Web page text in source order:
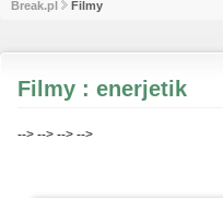
Break.pl Filmy
Filmy : enerjetik
--> --> --> -->